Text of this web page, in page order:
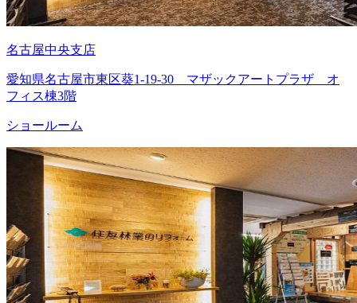
名古屋中央支店
愛知県名古屋市東区葵1-19-30 マザックアートプラザ オ
フィス棟3階
ショールーム